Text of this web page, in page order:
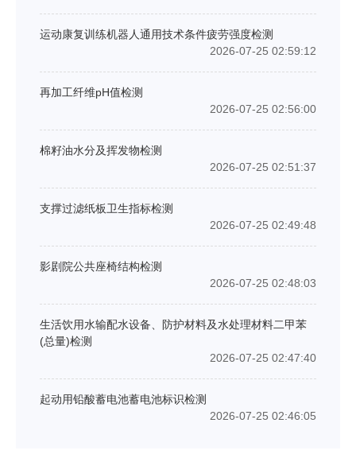
运动康复训练机器人通用技术条件疲劳强度检测
2026-07-25 02:59:12
再加工纤维pH值检测
2026-07-25 02:56:00
棉籽油水分及挥发物检测
2026-07-25 02:51:37
支撑过滤纸板卫生指标检测
2026-07-25 02:49:48
影剧院公共座椅结构检测
2026-07-25 02:48:03
生活饮用水输配水设备、防护材料及水处理材料二甲苯
(总量)检测
2026-07-25 02:47:40
起动用铅酸蓄电池蓄电池标识检测
2026-07-25 02:46:05